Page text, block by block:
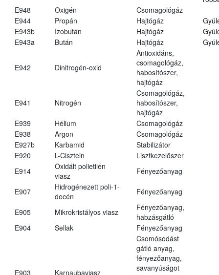
E948
Oxigén
Csomagológáz
E944
Propán Hajtógáz
E943b
Izobután Hajtógáz
E943a
Bután Hajtógáz
E942 Dinitrogén-oxid
Antioxidáns,
csomagológáz,
habosítószer,
hajtógáz
E941 Nitrogén
Csomagológáz,
habosítószer,
hajtógáz
E939
Hélium
Csomagológáz
E938
Argon
Csomagológáz
E927b
Karbamid
Stabilizátor
E920
L-Cisztein
Lisztkezelőszer
E914
Oxidált polietilén
viasz
Fényezőanyag
E907
Hidrogénezett poli-1-
decén
Fényezőanyag
E905 Mikrokristályos viasz
Fényezőanyag,
habzásgátló
E904
Sellak Fényezőanyag
E903 Karnaubaviasz
Csomósodást
gátló anyag,
fényezőanyag,
savanyúságot